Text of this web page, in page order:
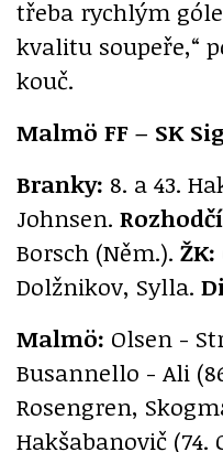
třeba rychlým
kvalitu soupeře,“
kouč.
Malmö FF – SK
Branky: 8. a 43.
Johnsen.
Borsch (Něm.). ŽK:
Dolžnikov, Sylla.
Malmö: Olsen -
Busannello - Ali
Rosengren,
Hakšabanovič (74.